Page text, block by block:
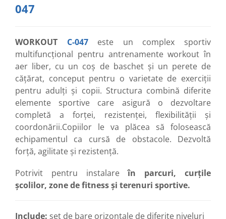
047
WORKOUT C-047este un complex sportiv
multifuncțional pentru antrenamente workout în
aer liber, cu un coș de baschet și un perete de
cățărat, conceput pentru o varietate de exerciții
pentru adulți și copii. Structura combină diferite
elemente sportive care asigură o dezvoltare
completă a forței, rezistenței, flexibilității și
coordonării.Copiilor le va plăcea să folosească
echipamentul ca cursă de obstacole. Dezvoltă
forță, agilitate și rezistență.
Potrivit pentru instalareîn parcuri, curțile
școlilor, zone de fitness și terenuri sportive.
Include: set de bare orizontale de diferite niveluri